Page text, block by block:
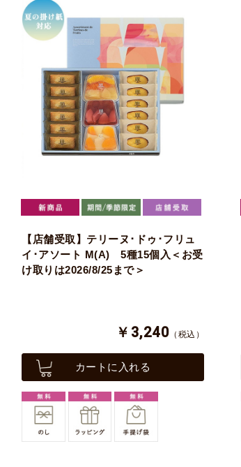
【店舗受取】テリーヌ･ドゥ･フリュ
イ･アソート M(A) 5種15個入＜お受
け取りは2026/8/25まで＞
￥3,240 （税込）
カートに入れる